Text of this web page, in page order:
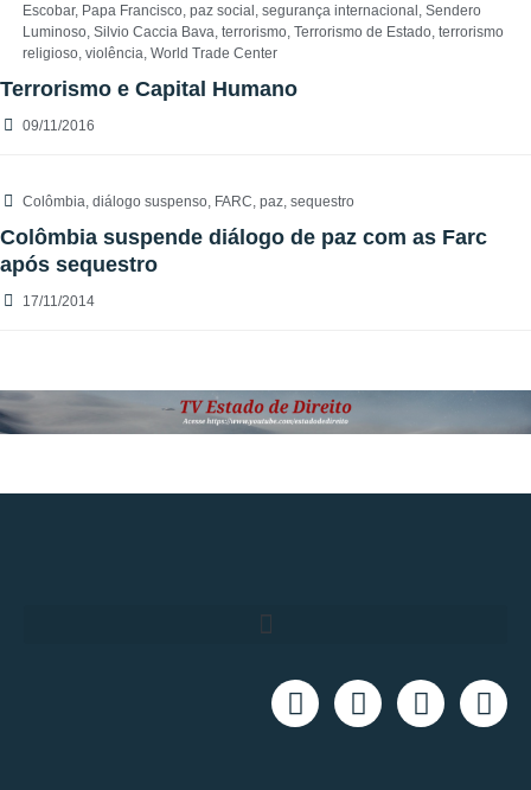
Escobar, Papa Francisco, paz social , segurança internacional , Sendero
Luminoso, Silvio Caccia Bava, terrorismo, Terrorismo de Estado, terrorismo
religioso, violência, World Trade Center
Terrorismo e Capital Humano
09/11/2016
Colômbia, diálogo suspenso, FARC, paz, sequestro
Colômbia suspende diálogo de paz com as Farc
após sequestro
17/11/2014